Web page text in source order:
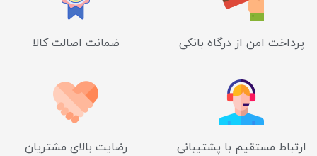
پرداخت امن از درگاه بانکی ضمانت اصالت کالا
ارتباط مستقیم با پشتیبانی رضایت بالای مشتریان